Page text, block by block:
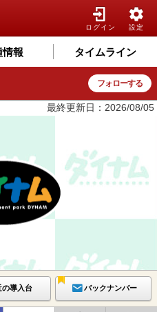
ログイン 設定
情報 タイムライン
フォローする
最終更新日：2026/08/05
の導入台 バックナンバー